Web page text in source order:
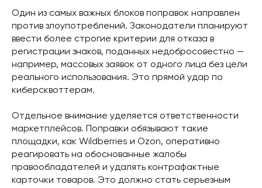
Один из самых важных блоков поправок направлен
против злоупотреблений. Законодатели планируют
ввести более строгие критерии для отказа в
регистрации знаков, поданных недобросовестно —
например, массовых заявок от одного лица без цели
реального использования. Это прямой удар по
киберсквоттерам.
Отдельное внимание уделяется ответственности
маркетплейсов. Поправки обязывают такие
площадки, как Wildberries и Ozon, оперативно
реагировать на обоснованные жалобы
правообладателей и удалять контрафактные
карточки товаров. Это должно стать серьезным